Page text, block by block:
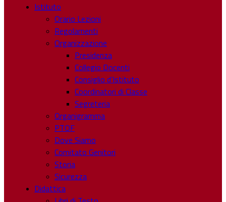
Istituto
Orario Lezioni
Regolamenti
Organizzazione
Presidenza
Collegio Docenti
Consiglio d’Istituto
Coordinatori di Classe
Segreteria
Organigramma
PTOF
Dove Siamo
Comitato Genitori
Storia
Sicurezza
Didattica